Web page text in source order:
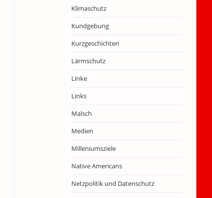
Klimaschutz
Kundgebung
Kurzgeschichten
Lärmschutz
Linke
Links
Malsch
Medien
Milleniumsziele
Native Americans
Netzpolitik und Datenschutz